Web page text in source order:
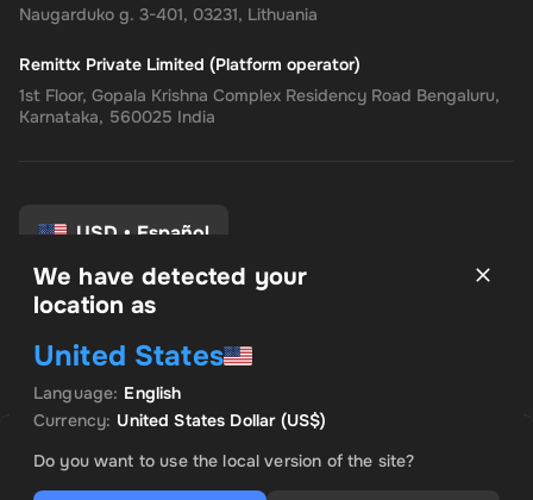
OFERTA DESTACADA
US$ 1,357.05
Naugarduko g. 3-401, 03231, Lithuania
Remittx Private Limited (Platform operator)
1st Floor, Gopala Krishna Complex Residency Road Bengaluru,
Karnataka, 560025 India
USD • Español
política de privacidad
Politica de reembolso
Preferencias de consentimiento
We have detected your
location as
United States
Language: English
Currency: United States Dollar(US$)
Do you want to use the local version of the site?